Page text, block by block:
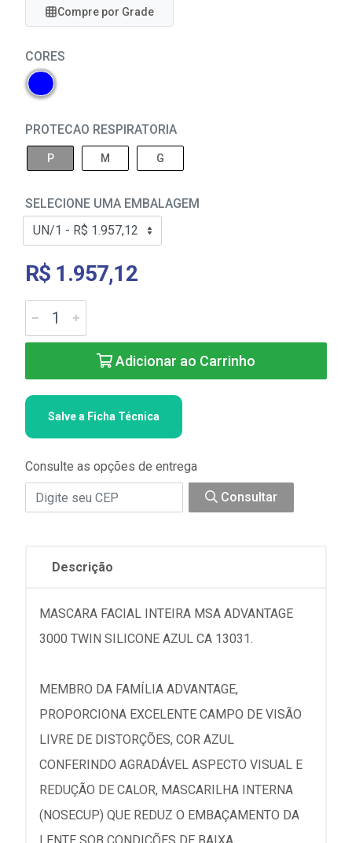
Compre por Grade
CORES
PROTECAO RESPIRATORIA
P M G
SELECIONE UMA EMBALAGEM
R$ 1.957,12
Adicionar ao Carrinho
Salve a Ficha Técnica
Consulte as opções de entrega
Consultar
Descrição
MASCARA FACIAL INTEIRA MSA ADVANTAGE
3000 TWIN SILICONE AZUL CA 13031.
MEMBRO DA FAMÍLIA ADVANTAGE,
PROPORCIONA EXCELENTE CAMPO DE VISÃO
LIVRE DE DISTORÇÕES, COR AZUL
CONFERINDO AGRADÁVEL ASPECTO VISUAL E
REDUÇÃO DE CALOR, MASCARILHA INTERNA
(NOSECUP) QUE REDUZ O EMBAÇAMENTO DA